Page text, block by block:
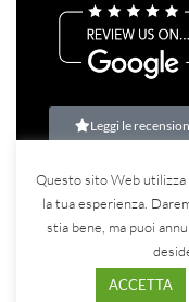
Leggi le
©2023Teina Srl–
Questo sito Web
la tua esperienza.
stia bene, ma puoi
ACCETTA